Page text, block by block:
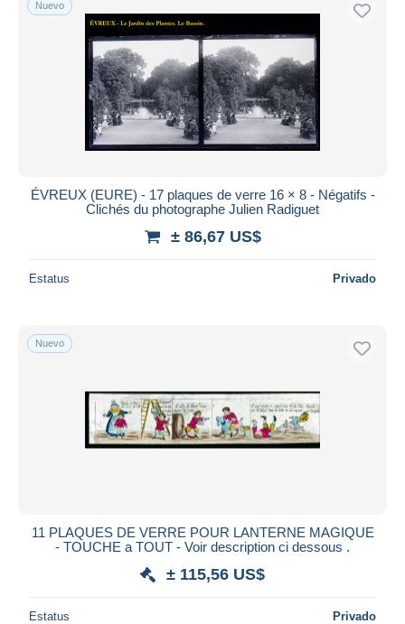
Sólo con descuento
Envío gratis
Métodos de pago
PayPal
Transferencia bancaria
Visa
iDeal
Maestro
Deseleccionar todo
Aplicar
Nuevo
ÉVREUX (EURE) - 17 plaques de verre 16 × 8 - Négatifs -
Clichés du photographe Julien Radiguet
± 86,67 US$
Estatus Privado
Nuevo
11 PLAQUES DE VERRE POUR LANTERNE MAGIQUE
- TOUCHE a TOUT - Voir description ci dessous .
± 115,56 US$
Estatus Privado